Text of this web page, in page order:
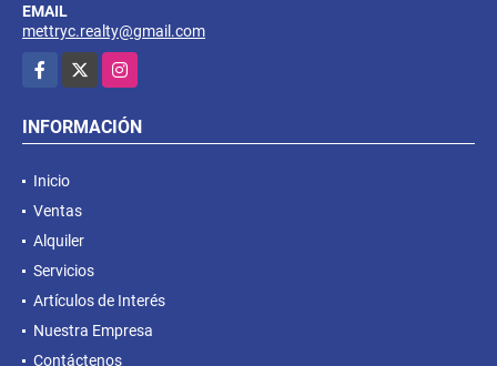
EMAIL
mettryc.realty@gmail.com
Facebook
Instagram
INFORMACIÓN
Inicio
Ventas
Alquiler
Servicios
Artículos de Interés
Nuestra Empresa
Contáctenos